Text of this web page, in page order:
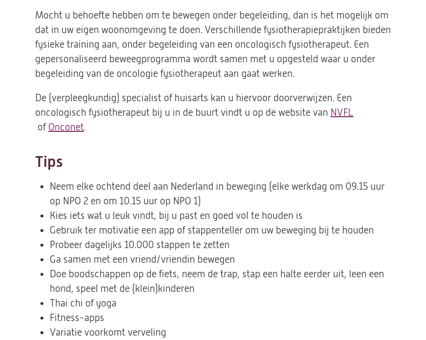
Mocht u behoefte hebben om te bewegen onder begeleiding, dan is het mogelijk om
dat in uw eigen woonomgeving te doen. Verschillende fysiotherapiepraktijken bieden
fysieke training aan, onder begeleiding van een oncologisch fysiotherapeut. Een
gepersonaliseerd beweegprogramma wordt samen met u opgesteld waar u onder
begeleiding van de oncologie fysiotherapeut aan gaat werken.
De (verpleegkundig) specialist of huisarts kan u hiervoor doorverwijzen. Een
oncologisch fysiotherapeut bij u in de buurt vindt u op de website van NVFL
(opent
een
nieuwe
tab)
of Onconet(opent
tab)
.
Tips
Neem elke ochtend deel aan Nederland in beweging (elke werkdag om 09.15 uur
op NPO 2 en om 10.15 uur op NPO 1)
Kies iets wat u leuk vindt, bij u past en goed vol te houden is
Gebruik ter motivatie een app of stappenteller om uw beweging bij te houden
Probeer dagelijks 10.000 stappen te zetten
Ga samen met een vriend/vriendin bewegen
Doe boodschappen op de fiets, neem de trap, stap een halte eerder uit, leen een
hond, speel met de (klein)kinderen
Thai chi of yoga
Fitness-apps
Variatie voorkomt verveling